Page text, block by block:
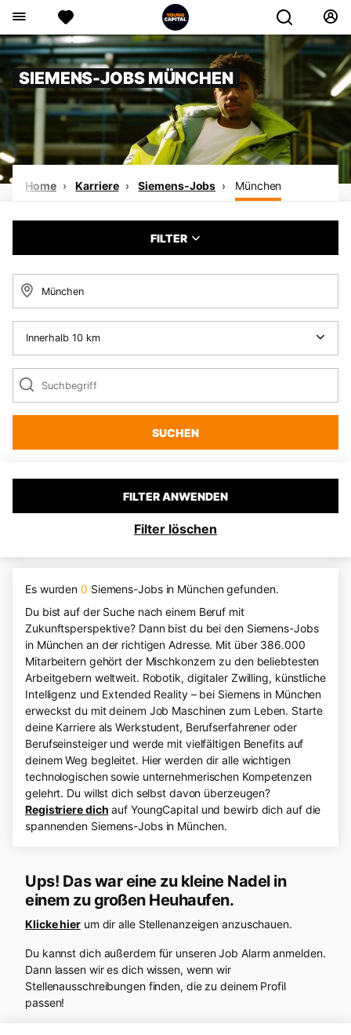
SIEMENS-JOBS MÜNCHEN
Home Karriere Siemens-Jobs München
FILTER
SUCHEN
FILTER ANWENDEN
Filter löschen
Es wurden0 Siemens-Jobs in München gefunden.
Du bist auf der Suche nach einem Beruf mit
Zukunftsperspektive? Dann bist du bei den Siemens-Jobs
in München an der richtigen Adresse. Mit über 386.000
Mitarbeitern gehört der Mischkonzern zu den beliebtesten
Arbeitgebern weltweit. Robotik, digitaler Zwilling, künstliche
Intelligenz und Extended Reality – bei Siemens in München
erweckst du mit deinem Job Maschinen zum Leben. Starte
deine Karriere als Werkstudent, Berufserfahrener oder
Berufseinsteiger und werde mit vielfältigen Benefits auf
deinem Weg begleitet. Hier werden dir alle wichtigen
technologischen sowie unternehmerischen Kompetenzen
gelehrt. Du willst dich selbst davon überzeugen?
Registriere dich auf YoungCapital und bewirb dich auf die
spannenden Siemens-Jobs in München.
Ups! Das war eine zu kleine Nadel in
einem zu großen Heuhaufen.
Klicke hierum dir alle Stellenanzeigen anzuschauen.
Du kannst dich außerdem für unseren Job Alarm anmelden.
Dann lassen wir es dich wissen, wenn wir
Stellenausschreibungen finden, die zu deinem Profil
passen!